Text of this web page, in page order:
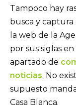
Tampoco hay
busca y
la web de la
por sus siglas en
apartado de
noticias. No
supuesto
Casa Blanca.